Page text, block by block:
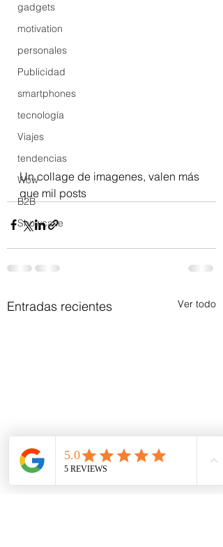
gadgets
motivation
personales
Publicidad
smartphones
tecnología
Viajes
tendencias
Wow
B2B
Showcase
Un collage de imagenes, valen más
que mil posts
Entradas recientes Ver todo